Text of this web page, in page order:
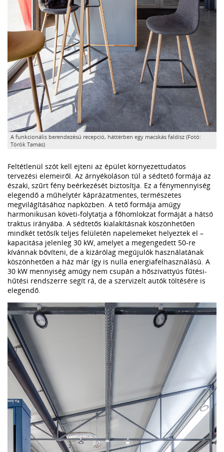
A funkcionális berendezésű recepció, háttérben egy macskás faldísz (Fotó:
Török Tamás)
Feltétlenül szót kell ejteni az épület környezettudatos
tervezési elemeiről. Az árnyékoláson túl a sédtető formája az
északi, szűrt fény beérkezését biztosítja. Ez a fénymennyiség
elegendő a műhelytér káprázatmentes, természetes
megvilágításához napközben. A tető formája amúgy
harmonikusan követi-folytatja a főhomlokzat formáját a hátsó
traktus irányába. A sédtetős kialakításnak köszönhetően
mindkét tetősík teljes felületén napelemeket helyeztek el –
kapacitása jelenleg 30 kW, amelyet a megengedett 50-re
kívánnak bővíteni, de a kizárólag megújulók használatának
köszönhetően a ház már így is nulla energiafelhasználású. A
30 kW mennyiség amúgy nem csupán a hőszivattyús fűtési-
hűtési rendszerre segít rá, de a szervizelt autók töltésére is
elegendő.